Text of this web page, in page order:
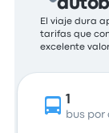
El viaje dura
tarifas que
excelente
1
bus por